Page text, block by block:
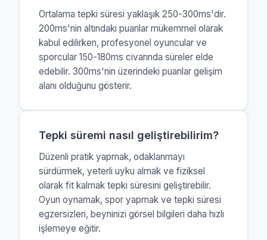
Ortalama tepki süresi yaklaşık 250-300ms'dir.
200ms'nin altındaki puanlar mükemmel olarak
kabul edilirken, profesyonel oyuncular ve
sporcular 150-180ms civarında süreler elde
edebilir. 300ms'nin üzerindeki puanlar gelişim
alanı olduğunu gösterir.
Tepki süremi nasıl geliştirebilirim?
Düzenli pratik yapmak, odaklanmayı
sürdürmek, yeterli uyku almak ve fiziksel
olarak fit kalmak tepki süresini geliştirebilir.
Oyun oynamak, spor yapmak ve tepki süresi
egzersizleri, beyninizi görsel bilgileri daha hızlı
işlemeye eğitir.